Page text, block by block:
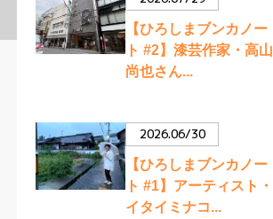
【ひろしまブンカノー
ト #2】漆芸作家・高山
尚也さん...
2026.06/30
【ひろしまブンカノー
ト #1】アーティスト・
イタイミナコ...